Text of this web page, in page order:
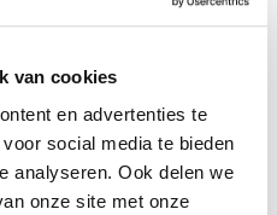
van cookies
en advertenties te
social media te bieden
analyseren. Ook delen we
onze site met onze
Agrofino
Potgrond oor zaaien en
uitplanten 35l
9,99